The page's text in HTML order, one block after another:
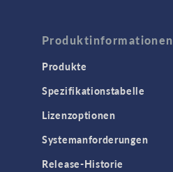
Produktinformationen
Produkte
Spezifikationstabelle
Lizenzoptionen
Systemanforderungen
Release-Historie